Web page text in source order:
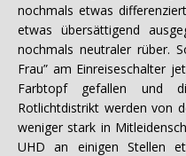
nochmals etwas
etwas übersättigend
nochmals neutraler rüber.
Frau” am Einreiseschalter
Farbtopf gefallen und
Rotlichtdistrikt werden von
weniger stark in
UHD an einigen Stellen